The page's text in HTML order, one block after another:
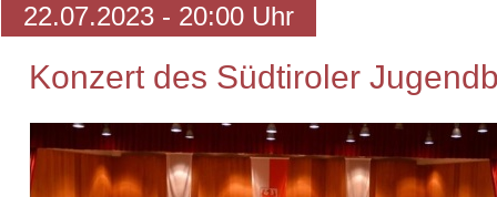
22.07.2023 - 20:00 Uhr
Konzert des Südtiroler